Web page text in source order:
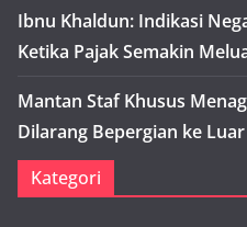
Ibnu Khaldun: Indikasi
Ketika Pajak Semakin
Mantan Staf Khusus
Dilarang Bepergian ke
Kategori